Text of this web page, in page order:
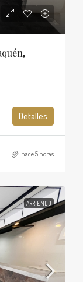
Detalles
hace 5 horas
ARRIENDO